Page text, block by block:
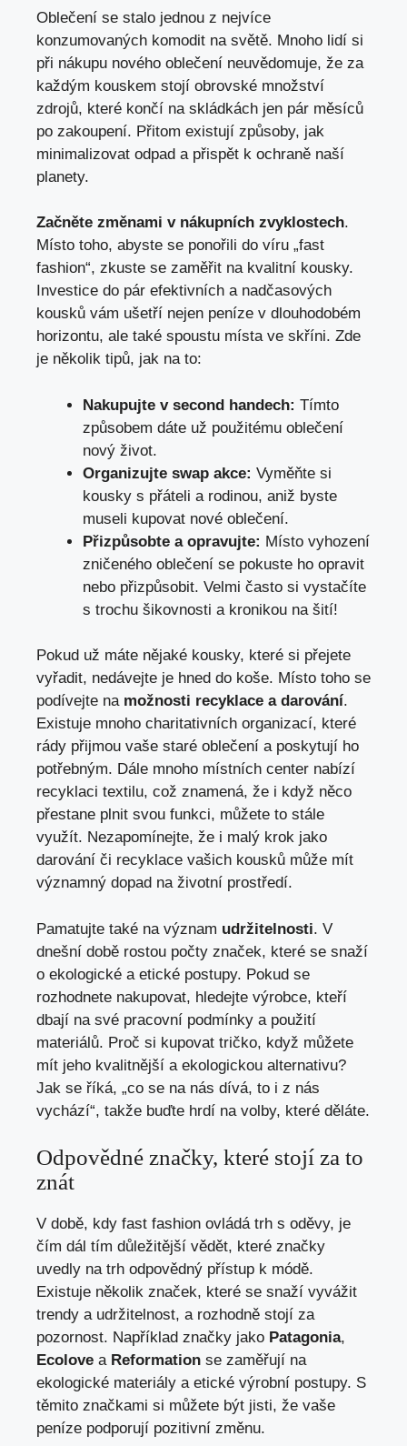
Oblečení se stalo jednou z nejvíce
konzumovaných komodit na světě. Mnoho lidí si
při nákupu nového oblečení neuvědomuje, že za
každým kouskem stojí obrovské množství
zdrojů, které končí na skládkách jen pár měsíců
po zakoupení. Přitom existují způsoby, jak
minimalizovat odpad a přispět k ochraně naší
planety.
Začněte změnami v nákupních zvyklostech.
Místo toho, abyste se ponořili do víru „fast
fashion“, zkuste se zaměřit na kvalitní kousky.
Investice do pár efektivních a nadčasových
kousků vám ušetří nejen peníze v dlouhodobém
horizontu, ale také spoustu místa ve skříni. Zde
je několik tipů, jak na to:
Nakupujte v second handech: Tímto
způsobem dáte už použitému oblečení
nový život.
Organizujte swap akce: Vyměňte si
kousky s přáteli a rodinou, aniž byste
museli kupovat nové oblečení.
Přizpůsobte a opravujte: Místo vyhození
zničeného oblečení se pokuste ho opravit
nebo přizpůsobit. Velmi často si vystačíte
s trochu šikovnosti a kronikou na šití!
Pokud už máte nějaké kousky, které si přejete
vyřadit, nedávejte je hned do koše. Místo toho se
podívejte na možnosti recyklace a darování.
Existuje mnoho charitativních organizací, které
rády přijmou vaše staré oblečení a poskytují ho
potřebným. Dále mnoho místních center nabízí
recyklaci textilu, což znamená, že i když něco
přestane plnit svou funkci, můžete to stále
využít. Nezapomínejte, že i malý krok jako
darování či recyklace vašich kousků může mít
významný dopad na životní prostředí.
Pamatujte také na význam udržitelnosti. V
dnešní době rostou počty značek, které se snaží
o ekologické a etické postupy. Pokud se
rozhodnete nakupovat, hledejte výrobce, kteří
dbají na své pracovní podmínky a použití
materiálů. Proč si kupovat tričko, když můžete
mít jeho kvalitnější a ekologickou alternativu?
Jak se říká, „co se na nás dívá, to i z nás
vychází“, takže buďte hrdí na volby, které děláte.
Odpovědné značky, které stojí za to
znát
V době, kdy fast fashion ovládá trh s oděvy, je
čím dál tím důležitější vědět, které značky
uvedly na trh odpovědný přístup k módě.
Existuje několik značek, které se snaží vyvážit
trendy a udržitelnost, a rozhodně stojí za
pozornost. Například značky jako Patagonia,
Ecolove a Reformation se zaměřují na
ekologické materiály a etické výrobní postupy. S
těmito značkami si můžete být jisti, že vaše
peníze podporují pozitivní změnu.